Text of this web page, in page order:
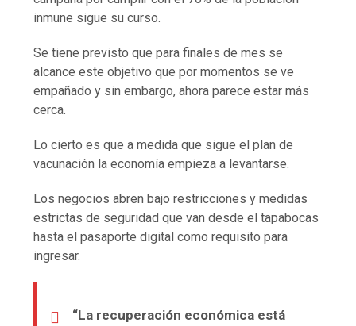
inmune sigue su curso.
Se tiene previsto que para finales de mes se
alcance este objetivo que por momentos se ve
empañado y sin embargo, ahora parece estar más
cerca.
Lo cierto es que a medida que sigue el plan de
vacunación la economía empieza a levantarse.
Los negocios abren bajo restricciones y medidas
estrictas de seguridad que van desde el tapabocas
hasta el pasaporte digital como requisito para
ingresar.
“La recuperación económica está